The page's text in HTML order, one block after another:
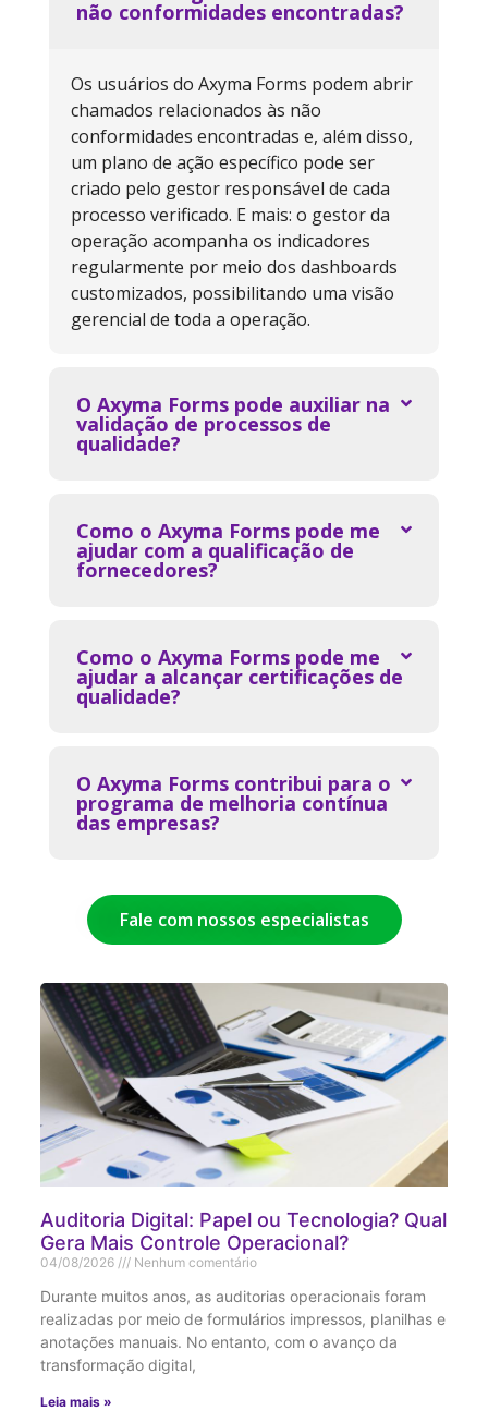
não conformidades encontradas?
Os usuários do Axyma Forms podem abrir
chamados relacionados às não
conformidades encontradas e, além disso,
um plano de ação específico pode ser
criado pelo gestor responsável de cada
processo verificado. E mais: o gestor da
operação acompanha os indicadores
regularmente por meio dos dashboards
customizados, possibilitando uma visão
gerencial de toda a operação.
O Axyma Forms pode auxiliar na
validação de processos de
qualidade?
Como o Axyma Forms pode me
ajudar com a qualificação de
fornecedores?
Como o Axyma Forms pode me
ajudar a alcançar certificações de
qualidade?
O Axyma Forms contribui para o
programa de melhoria contínua
das empresas?
Fale com nossos especialistas
Auditoria Digital: Papel ou Tecnologia? Qual
Gera Mais Controle Operacional?
04/08/2026 Nenhum comentário
Durante muitos anos, as auditorias operacionais foram
realizadas por meio de formulários impressos, planilhas e
anotações manuais. No entanto, com o avanço da
transformação digital,
Leia mais »